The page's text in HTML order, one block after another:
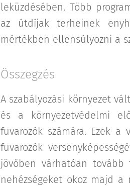
leküzdésében. Több
az útdíjak terheinek
mértékben ellensúlyozni a
Összegzés
A szabályozási környezet
és a környezetvédelmi
fuvarozók számára. Ezek
fuvarozók
jövőben várhatóan tovább
nehézségeket okoz majd a